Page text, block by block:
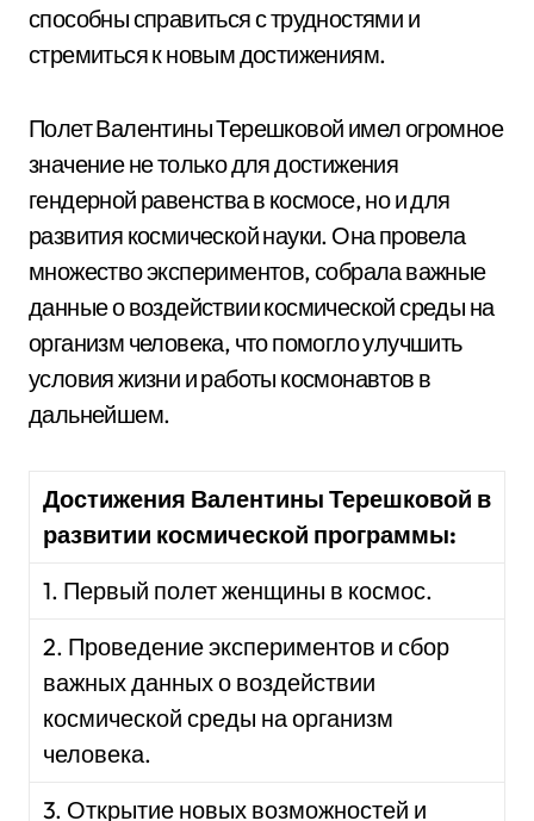
способны справиться с трудностями и
стремиться к новым достижениям.
Полет Валентины Терешковой имел огромное
значение не только для достижения
гендерной равенства в космосе, но и для
развития космической науки. Она провела
множество экспериментов, собрала важные
данные о воздействии космической среды на
организм человека, что помогло улучшить
условия жизни и работы космонавтов в
дальнейшем.
Достижения Валентины Терешковой в
развитии космической программы:
1. Первый полет женщины в космос.
2. Проведение экспериментов и сбор
важных данных о воздействии
космической среды на организм
человека.
3. Открытие новых возможностей и